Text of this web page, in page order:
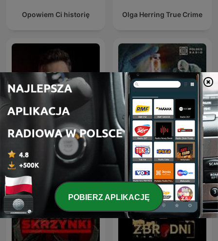
Opowiem Ci historię Olga Herring True Crime
Kryminatorium
Laboratorium zbrodni.
Podcast Crazy Nauka
POBIERZ APLIKACJĘ